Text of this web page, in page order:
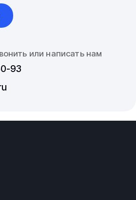
или написать нам
93